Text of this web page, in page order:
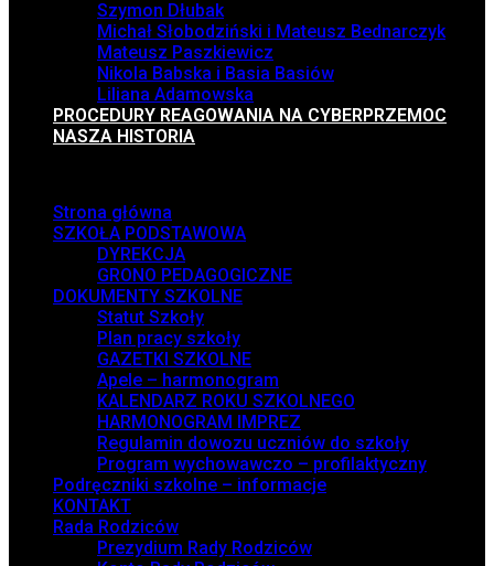
Szymon Dłubak
Michał Słobodziński i Mateusz Bednarczyk
Mateusz Paszkiewicz
Nikola Babska i Basia Basiów
Liliana Adamowska
PROCEDURY REAGOWANIA NA CYBERPRZEMOC
NASZA HISTORIA
Strona główna
SZKOŁA PODSTAWOWA
DYREKCJA
GRONO PEDAGOGICZNE
DOKUMENTY SZKOLNE
Statut Szkoły
Plan pracy szkoły
GAZETKI SZKOLNE
Apele – harmonogram
KALENDARZ ROKU SZKOLNEGO
HARMONOGRAM IMPREZ
Regulamin dowozu uczniów do szkoły
Program wychowawczo – profilaktyczny
Podręczniki szkolne – informacje
KONTAKT
Rada Rodziców
Prezydium Rady Rodziców